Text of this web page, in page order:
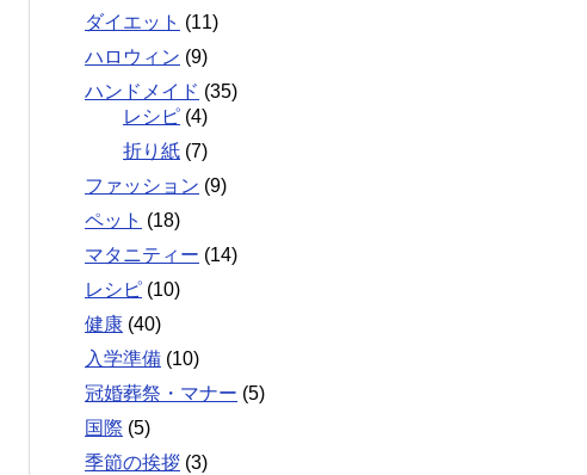
ダイエット (11)
ハロウィン (9)
ハンドメイド (35)
レシピ (4)
折り紙 (7)
ファッション (9)
ペット (18)
マタニティー (14)
レシピ (10)
健康 (40)
入学準備 (10)
冠婚葬祭・マナー (5)
国際 (5)
季節の挨拶 (3)